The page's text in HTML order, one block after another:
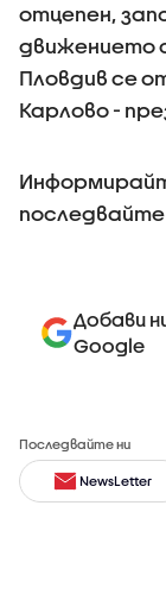
отцепен,
движението
Пловдив се
Карлово -
последвайте
Добави
Google
Последвайте ни
NewsLetter